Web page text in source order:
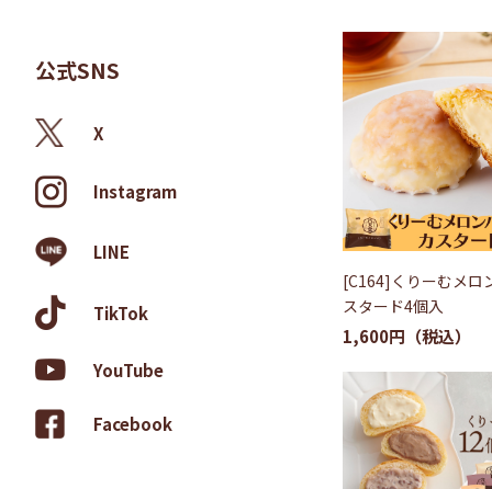
公式SNS
X
Instagram
LINE
TikTok
YouTube
Facebook
[C164]くりーむメロ
スタード4個入
1,600円